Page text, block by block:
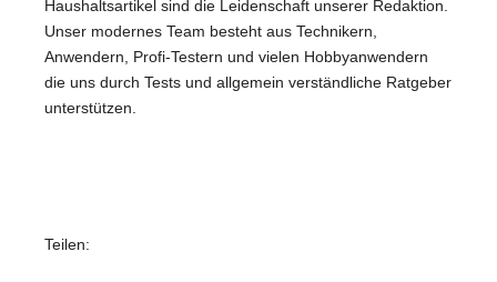
Haushaltsartikel sind die Leidenschaft unserer Redaktion.
Unser modernes Team besteht aus Technikern,
Anwendern, Profi-Testern und vielen Hobbyanwendern
die uns durch Tests und allgemein verständliche Ratgeber
unterstützen.
Teilen: